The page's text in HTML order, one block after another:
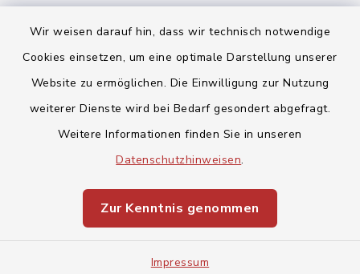
Wir weisen darauf hin, dass wir technisch notwendige
Cookies einsetzen, um eine optimale Darstellung unserer
Website zu ermöglichen. Die Einwilligung zur Nutzung
weiterer Dienste wird bei Bedarf gesondert abgefragt.
Weitere Informationen finden Sie in unseren
Datenschutzhinweisen.
Zur Kenntnis genommen
Impressum
Barrierefreiheit
Impressum
Sitemap